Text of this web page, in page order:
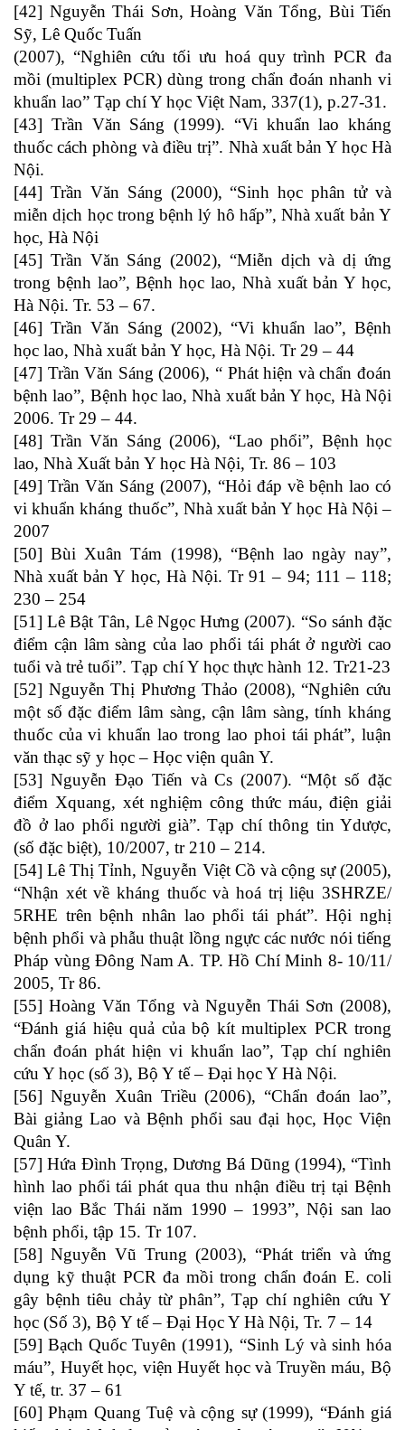
[42] Nguyễn Thái Sơn, Hoàng Văn Tổng, Bùi Tiến
Sỹ, Lê Quốc Tuấn
(2007), “Nghiên cứu tối ưu hoá quy trình PCR đa
mồi (multiplex PCR) dùng trong chẩn đoán nhanh vi
khuẩn lao” Tạp chí Y học Việt Nam, 337(1), p.27-31.
[43] Trần Văn Sáng (1999). “Vi khuẩn lao kháng
thuốc cách phòng và điều trị”. Nhà xuất bản Y học Hà
Nội.
[44] Trần Văn Sáng (2000), “Sinh học phân tử và
miễn dịch học trong bệnh lý hô hấp”, Nhà xuất bản Y
học, Hà Nội
[45] Trần Văn Sáng (2002), “Miễn dịch và dị ứng
trong bệnh lao”, Bệnh học lao, Nhà xuất bản Y học,
Hà Nội. Tr. 53 – 67.
[46] Trần Văn Sáng (2002), “Vi khuẩn lao”, Bệnh
học lao, Nhà xuất bản Y học, Hà Nội. Tr 29 – 44
[47] Trần Văn Sáng (2006), “ Phát hiện và chẩn đoán
bệnh lao”, Bệnh học lao, Nhà xuất bản Y học, Hà Nội
2006. Tr 29 – 44.
[48] Trần Văn Sáng (2006), “Lao phổi”, Bệnh học
lao, Nhà Xuất bản Y học Hà Nội, Tr. 86 – 103
[49] Trần Văn Sáng (2007), “Hỏi đáp về bệnh lao có
vi khuẩn kháng thuốc”, Nhà xuất bản Y học Hà Nội –
2007
[50] Bùi Xuân Tám (1998), “Bệnh lao ngày nay”,
Nhà xuất bản Y học, Hà Nội. Tr 91 – 94; 111 – 118;
230 – 254
[51] Lê Bật Tân, Lê Ngọc Hưng (2007). “So sánh đặc
điểm cận lâm sàng của lao phổi tái phát ở người cao
tuổi và trẻ tuổi”. Tạp chí Y học thực hành 12. Tr21-23
[52] Nguyễn Thị Phương Thảo (2008), “Nghiên cứu
một số đặc điểm lâm sàng, cận lâm sàng, tính kháng
thuốc của vi khuẩn lao trong lao phoi tái phát”, luận
văn thạc sỹ y học – Học viện quân Y.
[53] Nguyễn Đạo Tiến và Cs (2007). “Một số đặc
điểm Xquang, xét nghiệm công thức máu, điện giải
đồ ở lao phổi người già”. Tạp chí thông tin Ydược,
(số đặc biệt), 10/2007, tr 210 – 214.
[54] Lê Thị Tỉnh, Nguyễn Việt Cồ và cộng sự (2005),
“Nhận xét về kháng thuốc và hoá trị liệu 3SHRZE/
5RHE trên bệnh nhân lao phổi tái phát”. Hội nghị
bệnh phổi và phẫu thuật lồng ngực các nước nói tiếng
Pháp vùng Đông Nam A. TP. Hồ Chí Minh 8- 10/11/
2005, Tr 86.
[55] Hoàng Văn Tổng và Nguyễn Thái Sơn (2008),
“Đánh giá hiệu quả của bộ kít multiplex PCR trong
chẩn đoán phát hiện vi khuẩn lao”, Tạp chí nghiên
cứu Y học (số 3), Bộ Y tế – Đại học Y Hà Nội.
[56] Nguyễn Xuân Triều (2006), “Chẩn đoán lao”,
Bài giảng Lao và Bệnh phổi sau đại học, Học Viện
Quân Y.
[57] Hứa Đình Trọng, Dương Bá Dũng (1994), “Tình
hình lao phổi tái phát qua thu nhận điều trị tại Bệnh
viện lao Bắc Thái năm 1990 – 1993”, Nội san lao
bệnh phổi, tập 15. Tr 107.
[58] Nguyễn Vũ Trung (2003), “Phát triển và ứng
dụng kỹ thuật PCR đa mồi trong chẩn đoán E. coli
gây bệnh tiêu chảy từ phân”, Tạp chí nghiên cứu Y
học (Số 3), Bộ Y tế – Đại Học Y Hà Nội, Tr. 7 – 14
[59] Bạch Quốc Tuyên (1991), “Sinh Lý và sinh hóa
máu”, Huyết học, viện Huyết học và Truyền máu, Bộ
Y tế, tr. 37 – 61
[60] Phạm Quang Tuệ và cộng sự (1999), “Đánh giá